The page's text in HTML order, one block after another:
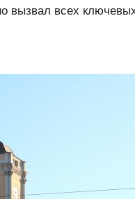
вызвал всех